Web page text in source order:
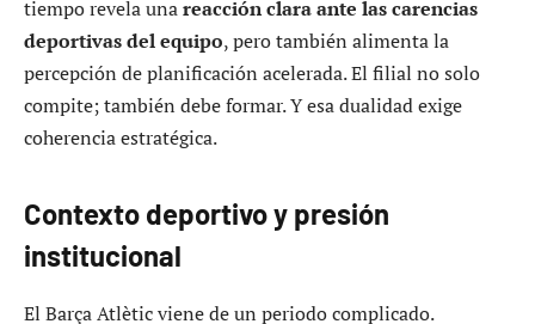
tiempo revela unareacción clara ante las carencias
deportivas del equipo, pero también alimenta la
percepción de planificación acelerada. El filial no solo
compite; también debe formar. Y esa dualidad exige
coherencia estratégica.
Contexto deportivo y presión
institucional
El Barça Atlètic viene de un periodo complicado.